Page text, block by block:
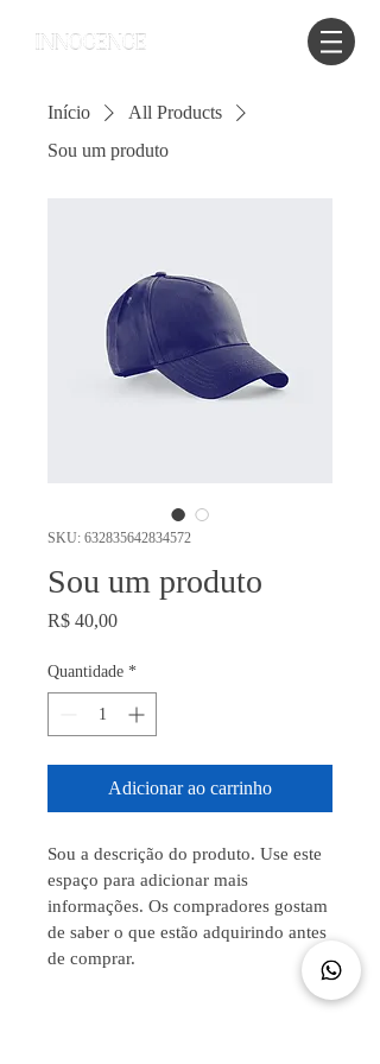
Início
All Products
Sou um produto
SKU: 632835642834572
Sou um produto
R$ 40,00Preço
Quantidade *
Adicionar ao carrinho
Sou a descrição do produto. Use este
espaço para adicionar mais
informações. Os compradores gostam
de saber o que estão adquirindo antes
de comprar.